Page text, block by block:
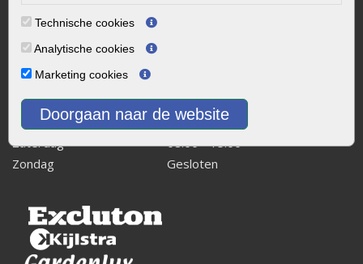
Technische cookies
Analytische cookies
Marketing cookies
Doorgaan naar de website
Dinsdag
Woensdag
Donderdag
08:00 - 17:00
Vrijdag
08:00 - 17:00
Zaterdag
08:00 - 15.00
Zondag
Gesloten